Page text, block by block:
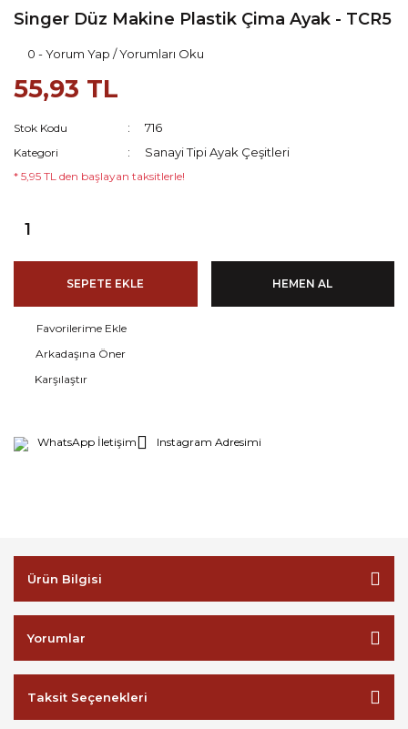
Singer Düz Makine Plastik Çima Ayak - TCR5
0 - Yorum Yap / Yorumları Oku
55,93 TL
Stok Kodu 716
Kategori Sanayi Tipi Ayak Çeşitleri
* 5,95 TL den başlayan taksitlerle!
SEPETE EKLE HEMEN AL
Arkadaşına Öner
Karşılaştır
WhatsApp İletişim Instagram Adresimi
Ürün Bilgisi
Yorumlar
Taksit Seçenekleri